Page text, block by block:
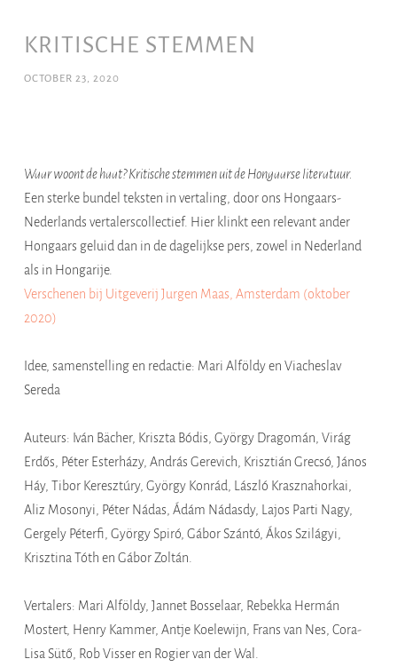
KRITISCHE STEMMEN
OCTOBER 23, 2020
Waar woont de haat? Kritische stemmen uit de Hongaarse literatuur.
Een sterke bundel teksten in vertaling, door ons Hongaars-
Nederlands vertalerscollectief. Hier klinkt een relevant ander
Hongaars geluid dan in de dagelijkse pers, zowel in Nederland
als in Hongarije.
Verschenen bij Uitgeverij Jurgen Maas, Amsterdam (oktober
2020)
Idee, samenstelling en redactie: Mari Alföldy en Viacheslav
Sereda
Auteurs: Iván Bächer, Kriszta Bódis, György Dragomán, Virág
Erdős, Péter Esterházy, András Gerevich, Krisztián Grecsó, János
Háy, Tibor Keresztúry, György Konrád, László Krasznahorkai,
Aliz Mosonyi, Péter Nádas, Ádám Nádasdy, Lajos Parti Nagy,
Gergely Péterfi, György Spiró, Gábor Szántó, Ákos Szilágyi,
Krisztina Tóth en Gábor Zoltán.
Vertalers: Mari Alföldy, Jannet Bosselaar, Rebekka Hermán
Mostert, Henry Kammer, Antje Koelewijn, Frans van Nes, Cora-
Lisa Sütő, Rob Visser en Rogier van der Wal.